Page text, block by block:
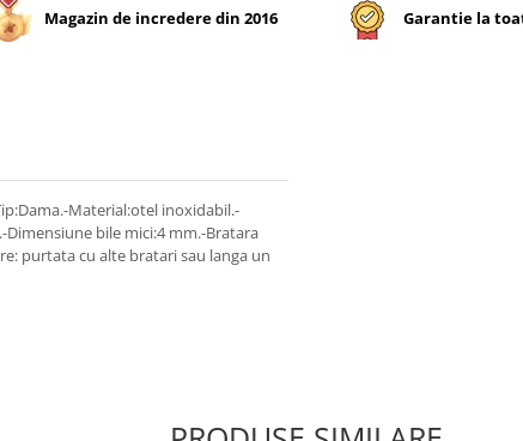
Magazin de incredere din 2016 Garantie la
Material:otel inoxidabil.-
bile mici:4 mm.-Bratara
purtata cu alte bratari sau langa un